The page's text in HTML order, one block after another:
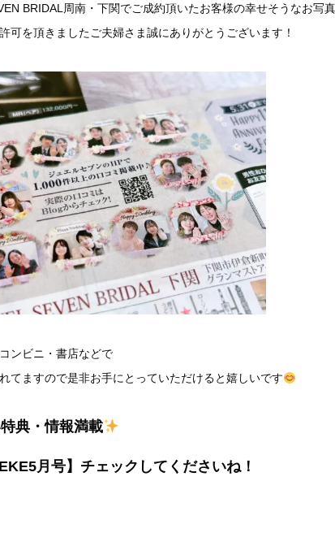
BRIDAL周南・下関でご成約頂いたお客様の幸せそうなお写真
可を頂きましたご夫婦さま誠にありがとうございます！
ンビニ・書店などで
てますので是非お手にとっていただけると嬉しいです
典・情報満載
月号】チェックしてくださいね！